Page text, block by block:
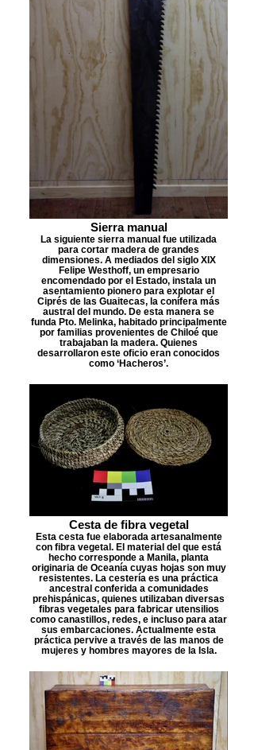
Sierra manual
La siguiente sierra manual fue utilizada
para cortar madera de grandes
dimensiones. A mediados del siglo XIX
Felipe Westhoff, un empresario
encomendado por el Estado, instala un
asentamiento pionero para explotar el
Ciprés de las Guaitecas, la conífera más
austral del mundo. De esta manera se
funda Pto. Melinka, habitado principalmente
por familias provenientes de Chiloé que
trabajaban la madera. Quienes
desarrollaron este oficio eran conocidos
como ‘Hacheros’.
Cesta de fibra vegetal
Esta cesta fue elaborada artesanalmente
con fibra vegetal. El material del que está
hecho corresponde a Manila, planta
originaria de Oceanía cuyas hojas son muy
resistentes. La cestería es una práctica
ancestral conferida a comunidades
prehispánicas, quienes utilizaban diversas
fibras vegetales para fabricar utensilios
como canastillos, redes, e incluso para atar
sus embarcaciones. Actualmente esta
práctica pervive a través de las manos de
mujeres y hombres mayores de la Isla.